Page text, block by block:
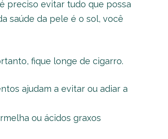
preciso evitar tudo que possa
saúde da pele é o sol, você
fique longe de cigarro.
ajudam a evitar ou adiar a
ou ácidos graxos